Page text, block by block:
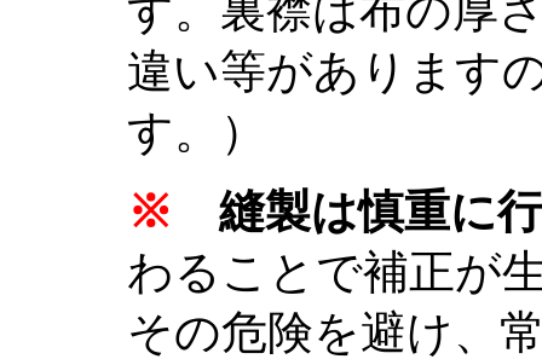
す。裏襟は布の厚
違い等があります
す。）
※ 縫製は慎重に
わることで補正が
その危険を避け、